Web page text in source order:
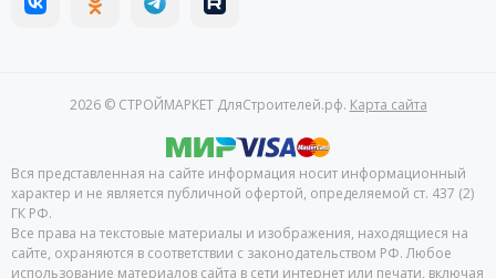
2026 © СТРОЙМАРКЕТ ДляСтроителей.рф. Карта сайта
Вся представленная на сайте информация носит информационный
характер и не является публичной офертой, определяемой ст. 437 (2)
ГК РФ.
Все права на текстовые материалы и изображения, находящиеся на
сайте, охраняются в соответствии с законодательством РФ. Любое
использование материалов сайта в сети интернет или печати, включая